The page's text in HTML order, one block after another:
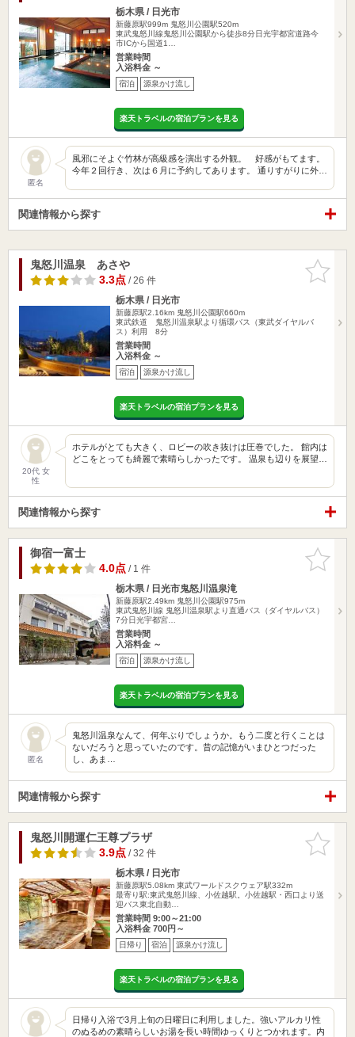
栃木県 / 日光市
新藤原駅999m 鬼怒川公園駅520m
東武鬼怒川線鬼怒川公園駅から徒歩8分日光宇都宮道路今
市ICから国道1…
営業時間
入浴料金 ～
宿泊 源泉かけ流し
楽天トラベルの宿泊プランを見る
匿名
風邪にそよぐ竹林が高級感を演出する外観。 好感がもてます。
今年２回行き、次は６月に予約してあります。 通りすがりに外…
関連情報から探す
お気に入
りに追加
鬼怒川温泉 あさや
3.3点/ 26 件
栃木県 / 日光市
新藤原駅2.16km 鬼怒川公園駅660m
東武鉄道 鬼怒川温泉駅より循環バス（東武ダイヤルバ
ス）利用 8分
営業時間
入浴料金 ～
宿泊 源泉かけ流し
楽天トラベルの宿泊プランを見る
20代 女
性
ホテルがとても大きく、ロビーの吹き抜けは圧巻でした。 館内は
どこをとっても綺麗で素晴らしかったです。 温泉も辺りを展望…
関連情報から探す
お気に入
りに追加
御宿一富士
4.0点/ 1 件
栃木県 / 日光市鬼怒川温泉滝
新藤原駅2.49km 鬼怒川公園駅975m
東武鬼怒川線 鬼怒川温泉駅より直通バス（ダイヤルバス）
7分日光宇都宮…
営業時間
入浴料金 ～
宿泊 源泉かけ流し
楽天トラベルの宿泊プランを見る
匿名
鬼怒川温泉なんて、何年ぶりでしょうか。もう二度と行くことは
ないだろうと思っていたのです。昔の記憶がいまひとつだった
し、あま…
関連情報から探す
お気に入
りに追加
鬼怒川開運仁王尊プラザ
3.9点/ 32 件
栃木県 / 日光市
新藤原駅5.08km 東武ワールドスクウェア駅332m
最寄り駅:東武鬼怒川線、小佐越駅。小佐越駅・西口より送
迎バス東北自動…
営業時間 9:00～21:00
入浴料金 700円～
日帰り 宿泊 源泉かけ流し
楽天トラベルの宿泊プランを見る
日帰り入浴で3月上旬の日曜日に利用しました。強いアルカリ性
のぬるめの素晴らしいお湯を長い時間ゆっくりとつかれます。内